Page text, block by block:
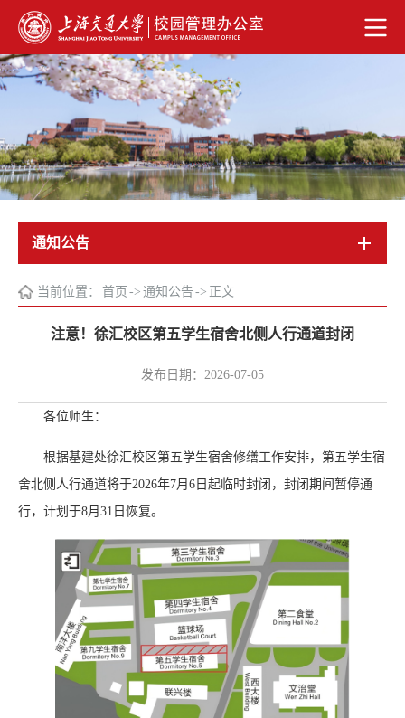
通知公告
当前位置： 首页 -> 通知公告 -> 正文
注意！徐汇校区第五学生宿舍北侧人行通道封闭
发布日期：2026-07-05
各位师生：
根据基建处徐汇校区第五学生宿舍修缮工作安排，第五学生宿
舍北侧人行通道将于2026年7月6日起临时封闭，封闭期间暂停通
行，计划于8月31日恢复。